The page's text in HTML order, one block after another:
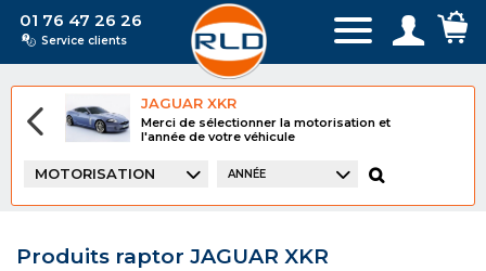
01 76 47 26 26
Service clients
JAGUAR XKR
Merci de sélectionner la motorisation et
l'année de votre véhicule
MOTORISATION ANNÉE
Produits raptor JAGUAR XKR